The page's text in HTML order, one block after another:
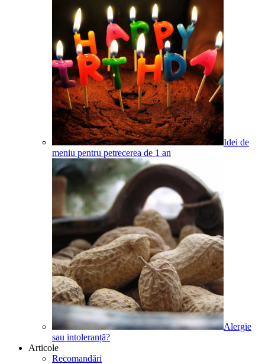
Idei de
meniu pentru petrecerea de 1 an
Alergie
sau intoleranță?
Articole
Recomandări